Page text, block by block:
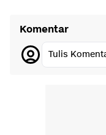
Komentar
Tulis